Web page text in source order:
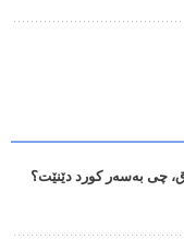
چی بەسەر کورد دێنێت؟